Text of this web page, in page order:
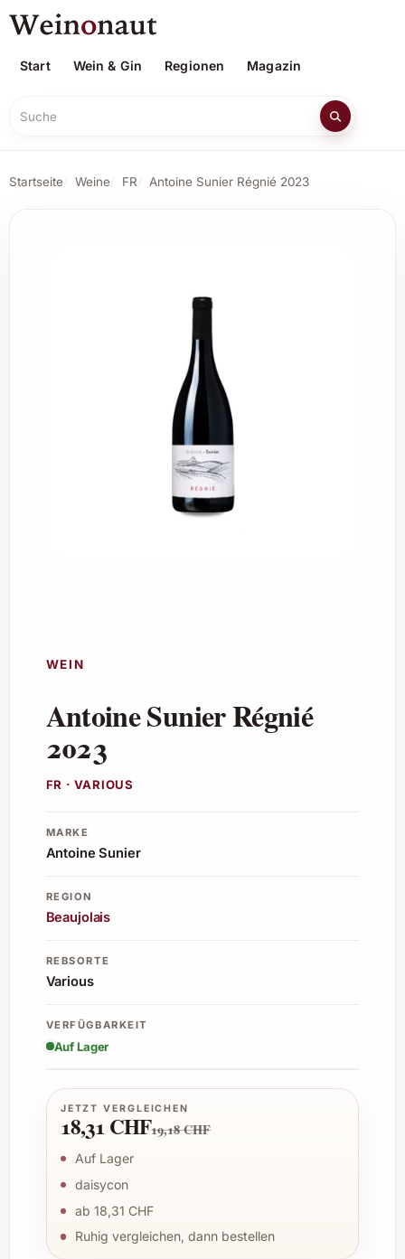
Start Wein & Gin Regionen Magazin
Suche
Startseite Weine FR Antoine Sunier Régnié 2023
WEIN
Antoine Sunier Régnié
2023
FR · VARIOUS
MARKE
Antoine Sunier
REGION
Beaujolais
REBSORTE
Various
VERFÜGBARKEIT
Auf Lager
JETZT VERGLEICHEN
18,31 CHF19,18 CHF
Auf Lager
daisycon
ab 18,31 CHF
Ruhig vergleichen, dann bestellen